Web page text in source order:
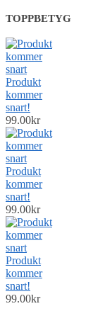
TOPPBETYG
Produkt
kommer
snart!
99.00kr
Produkt
kommer
snart!
99.00kr
Produkt
kommer
snart!
99.00kr